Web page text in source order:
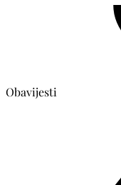
Obavijesti